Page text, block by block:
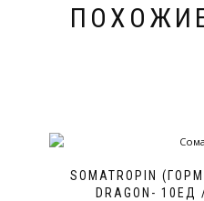
SOMATROPIN
DRAGON-